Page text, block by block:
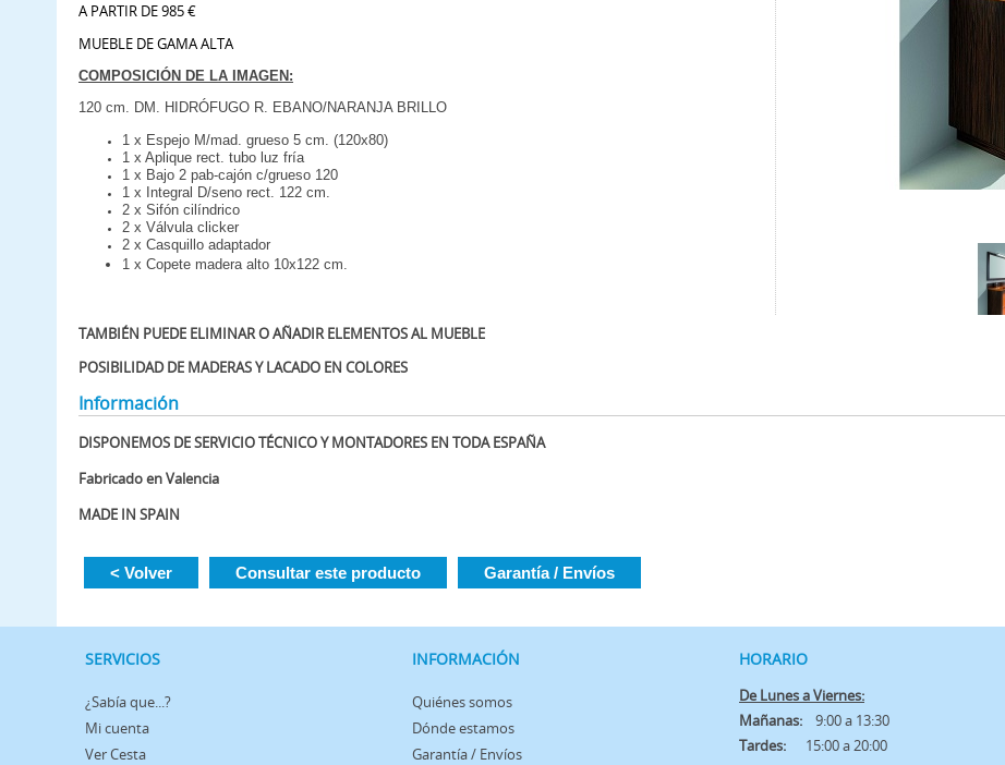
A PARTIR DE 985 €
MUEBLE DE GAMA ALTA
COMPOSICIÓN DE LA IMAGEN:
120 cm. DM. HIDRÓFUGO R. EBANO/NARANJA BRILLO
1 x Espejo M/mad. grueso 5 cm. (120x80)
1 x Aplique rect. tubo luz fría
1 x Bajo 2 pab-cajón c/grueso 120
1 x Integral D/seno rect. 122 cm.
2 x Sifón cilíndrico
2 x Válvula clicker
2 x Casquillo adaptador
1 x Copete madera alto 10x122 cm.
TAMBIÉN PUEDE ELIMINAR O AÑADIR ELEMENTOS AL MUEBLE
POSIBILIDAD DE MADERAS Y LACADO EN COLORES
Información
DISPONEMOS DE SERVICIO TÉCNICO Y MONTADORES EN TODA ESPAÑA
Fabricado en Valencia
MADE IN SPAIN
< Volver Consultar este producto Garantía / Envíos
SERVICIOS
¿Sabía que...?
Mi cuenta
Ver Cesta
INFORMACIÓN
Quiénes somos
Dónde estamos
Garantía / Envíos
HORARIO
De Lunes a Viernes:
Mañanas:
9:00 a 13:30
Tardes: 15:00 a 20:00